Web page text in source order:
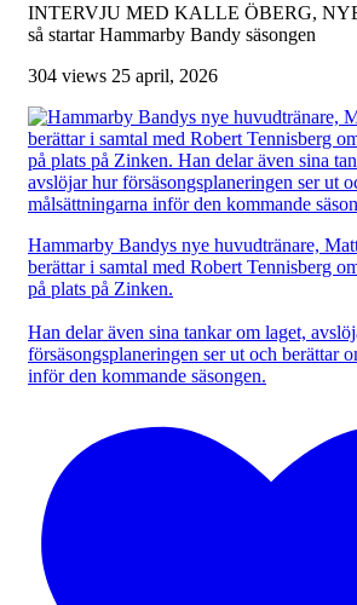
INTERVJU MED KALLE ÖBERG,
så startar Hammarby Bandy säsongen
304 views 25 april, 2026
Hammarby Bandys nye huvudtränare,
berättar i samtal med Robert Tennisberg
på plats på Zinken.
Han delar även sina tankar om laget,
försäsongsplaneringen ser ut och berättar
inför den kommande säsongen.